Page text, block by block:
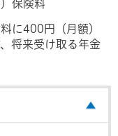
保険料
に400円（月額）
将来受け取る年金